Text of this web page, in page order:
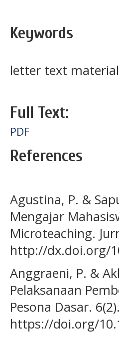
Keywords
letter text
Full Text:
PDF
References
Agustina, P. &
Mengajar
Microteaching.
http://dx.doi.org/
Anggraeni, P. &
Pelaksanaan
Pesona Dasar.
https://doi.org/